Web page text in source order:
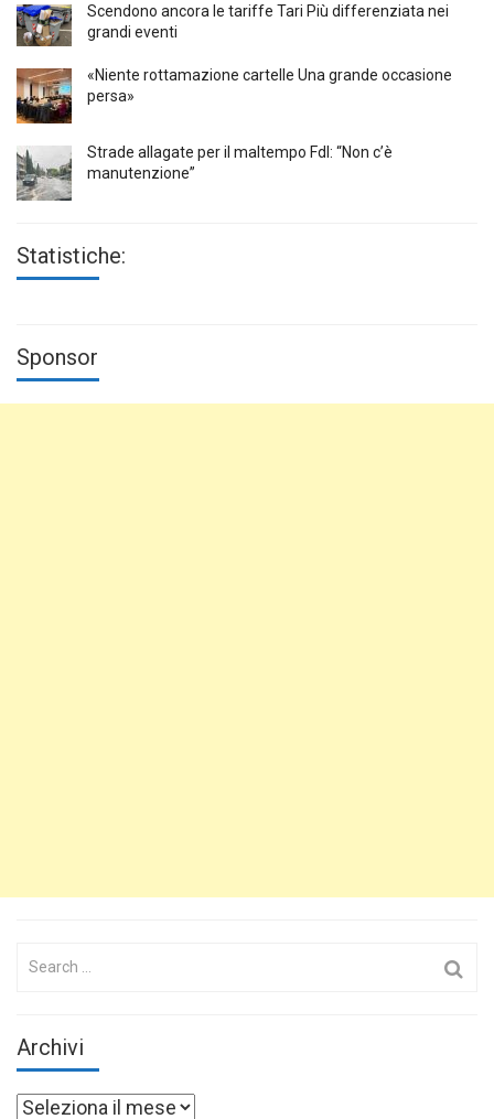
Scendono ancora le tariffe Tari Più differenziata nei
grandi eventi
«Niente rottamazione cartelle Una grande occasione
persa»
Strade allagate per il maltempo FdI: “Non c’è
manutenzione”
Statistiche:
Sponsor
Search
Archivi
Archivi